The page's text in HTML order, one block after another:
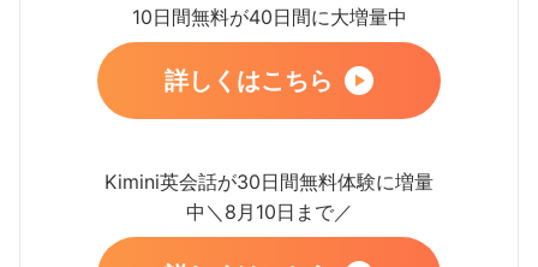
10日間無料が40日間に大増量中
詳しくはこちら
Kimini英会話が30日間無料体験に増量
中＼8月10日まで／